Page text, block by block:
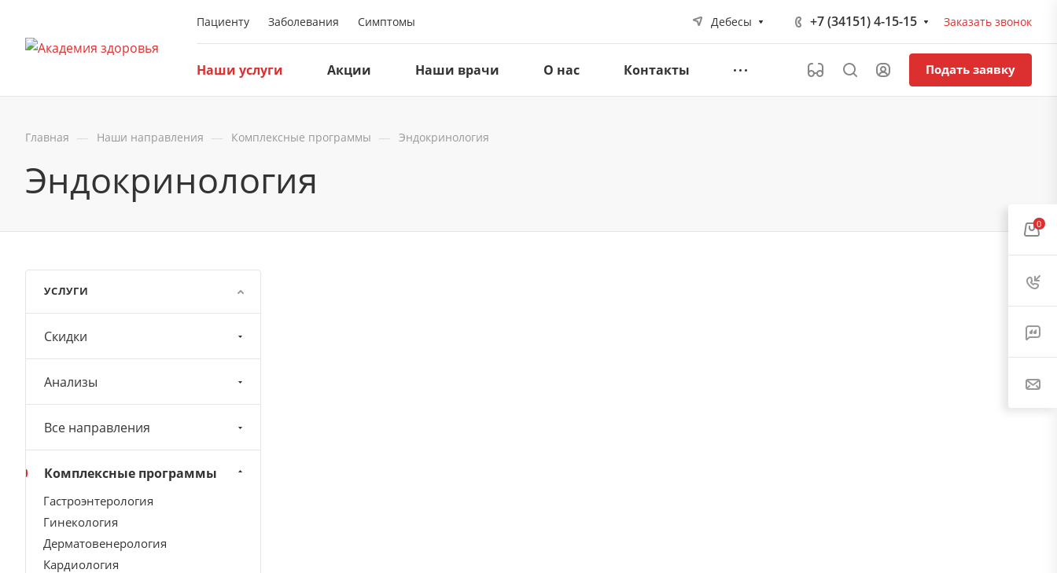
Пациенту Заболевания Симптомы Дебесы +7 (34151) 4-15-15 Заказать звонок
Наши услуги Акции Наши врачи О нас Контакты Подать заявку
Главная — Наши направления — Комплексные программы — Эндокринология
Эндокринология
УСЛУГИ
Скидки
Анализы
Все направления
Комплексные программы
Гастроэнтерология
Гинекология
Дерматовенерология
Кардиология
0